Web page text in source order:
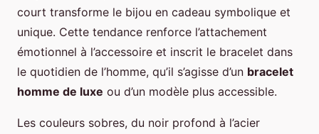
court transforme le bijou en cadeau symbolique et
unique. Cette tendance renforce l’attachement
émotionnel à l’accessoire et inscrit le bracelet dans
le quotidien de l’homme, qu’il s’agisse d’un bracelet
homme de luxe ou d’un modèle plus accessible.
Les couleurs sobres, du noir profond à l’acier